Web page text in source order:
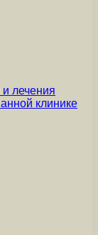
лечения
клинике